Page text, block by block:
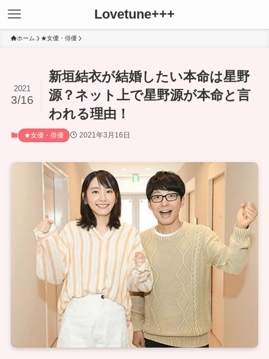
Lovetune+++
ホーム ★女優・俳優
新垣結衣が結婚したい本命は星野
源？ネット上で星野源が本命と言
われる理由！
2021
3/16
★女優・俳優 2021年3月16日